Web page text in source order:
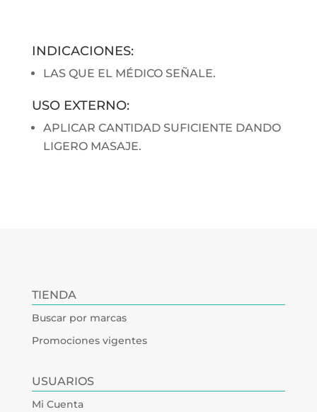
INDICACIONES:
LAS QUE EL MÉDICO SEÑALE.
USO EXTERNO:
APLICAR CANTIDAD SUFICIENTE DANDO
LIGERO MASAJE.
TIENDA
Buscar por marcas
Promociones vigentes
USUARIOS
Mi Cuenta